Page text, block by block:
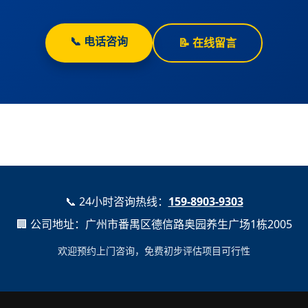
📞 电话咨询 📝 在线留言
📞 24小时咨询热线： 159-8903-9303
🏢 公司地址：广州市番禺区德信路奥园养生广场1栋2005
欢迎预约上门咨询，免费初步评估项目可行性